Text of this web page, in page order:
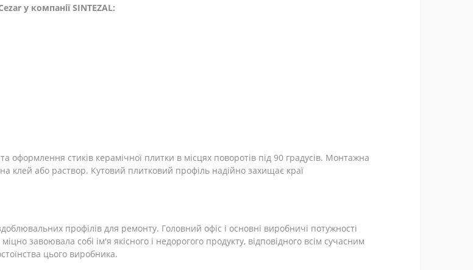
у компанії SINTEZAL:
оформлення стиків керамічної плитки в місцях поворотів під 90 градусів. Монтажна
клей або раствор. Кутовий плитковий профіль надійно захищає краї
профілів для ремонту. Головний офіс і основні виробничі потужності
завоювала собі ім'я якісного і недорогого продукту, відповідного всім сучасним
цього виробника.